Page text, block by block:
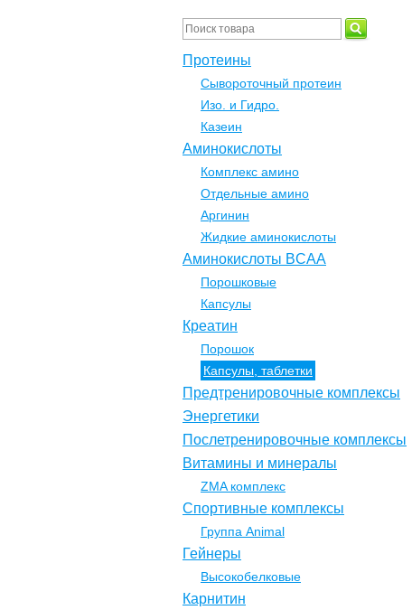
Протеины
Сывороточный протеин
Изо. и Гидро.
Казеин
Аминокислоты
Комплекс амино
Отдельные амино
Аргинин
Жидкие аминокислоты
Аминокислоты BCAA
Порошковые
Капсулы
Креатин
Порошок
Капсулы, таблетки
Предтренировочные комплексы
Энергетики
Послетренировочные комплексы
Витамины и минералы
ZMA комплекс
Спортивные комплексы
Группа Animal
Гейнеры
Высокобелковые
Карнитин